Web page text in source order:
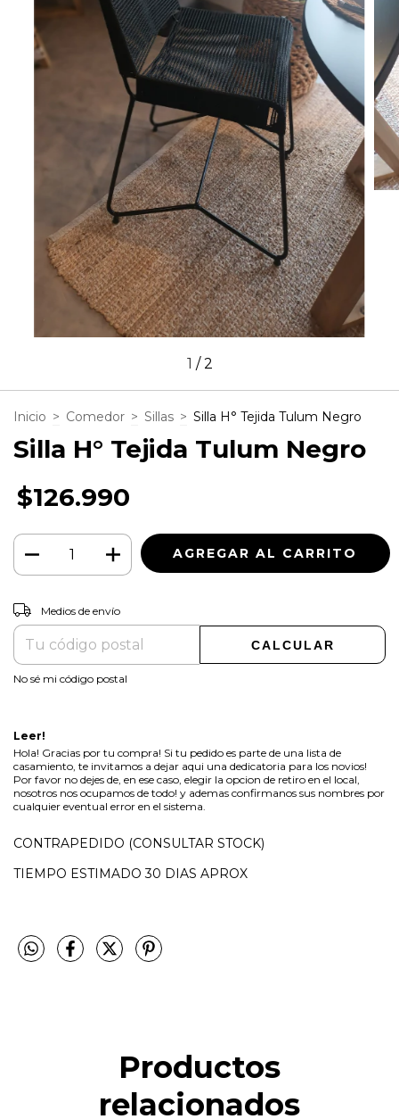
1 /2
Inicio > Comedor > Sillas > Silla H° Tejida Tulum Negro
Silla H° Tejida Tulum Negro
$126.990
Entregas para el CP:
Medios de envío
CALCULAR
No sé mi código postal
Leer!
Hola! Gracias por tu compra! Si tu pedido es parte de una lista de
casamiento, te invitamos a dejar aqui una dedicatoria para los novios!
Por favor no dejes de, en ese caso, elegir la opcion de retiro en el local,
nosotros nos ocupamos de todo! y ademas confirmanos sus nombres por
cualquier eventual error en el sistema.
CONTRAPEDIDO (CONSULTAR STOCK)
TIEMPO ESTIMADO 30 DIAS APROX
Productos
relacionados